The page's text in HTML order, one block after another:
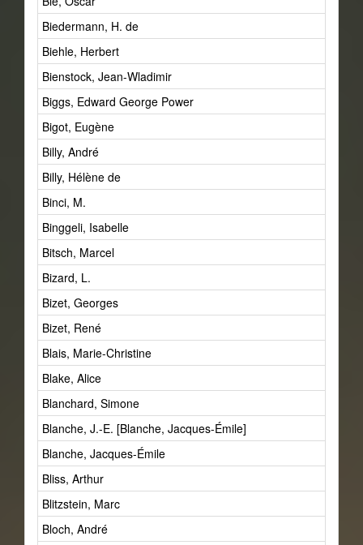
Biedermann, H. de
Biehle, Herbert
Bienstock, Jean-Wladimir
Biggs, Edward George Power
Bigot, Eugène
Billy, André
Billy, Hélène de
Binci, M.
Binggeli, Isabelle
Bitsch, Marcel
Bizard, L.
Bizet, Georges
Bizet, René
Blais, Marie-Christine
Blake, Alice
Blanchard, Simone
Blanche, J.-E. [Blanche, Jacques-Émile]
Blanche, Jacques-Émile
Bliss, Arthur
Blitzstein, Marc
Bloch, André